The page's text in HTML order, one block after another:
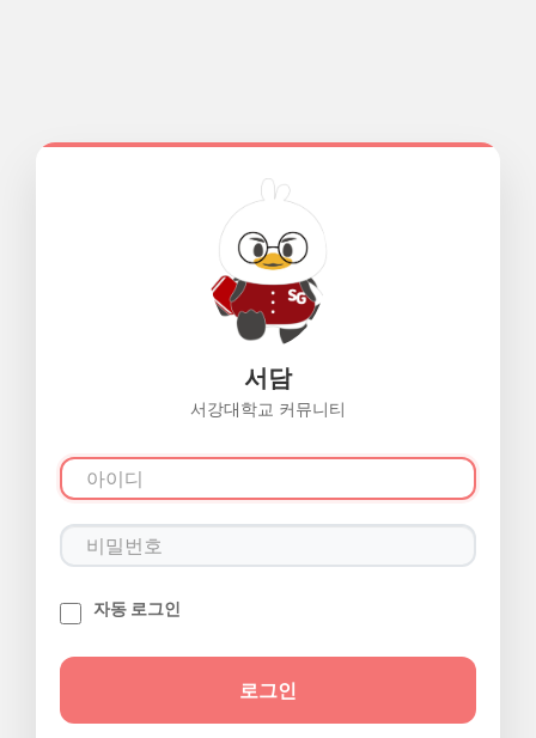
서담
서강대학교 커뮤니티
자동 로그인